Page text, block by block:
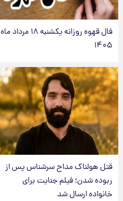
فال قهوه روزانه یکشنبه ۱۸ مرداد ماه
۱۴۰۵
قتل هولناک مداح سرشناس پس از
ربوده شدن؛ فیلم جنایت برای
خانواده ارسال شد